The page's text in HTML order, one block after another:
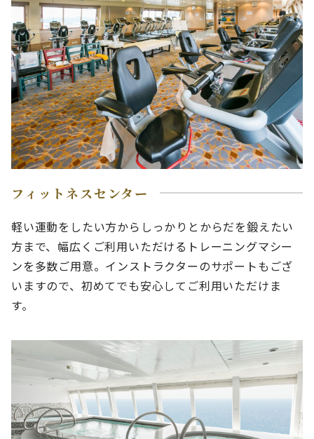
フィットネスセンター
軽い運動をしたい方からしっかりとからだを鍛えたい
方まで、幅広くご利用いただけるトレーニングマシー
ンを多数ご用意。インストラクターのサポートもござ
いますので、初めてでも安心してご利用いただけま
す。